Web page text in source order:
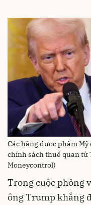
Các hãng dược phẩm
chính sách thuế quan từ
Moneycontrol)
Trong cuộc phỏng
ông Trump khẳng